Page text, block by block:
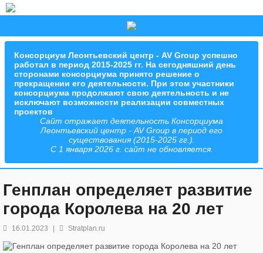
Консорциум Леонтьевский центр - AV Group успешно
работал в период 2015-2025 гг. На сегодняшний день
сторонами консорциума принято решение о
прекращении его деятельности. При этом участники
консорциума продолжают свою деятельность и не
исключают возможности реализации совместных
проектов
Сайт отражает деятельность Консорциума
Леонтьевский центр - AV Group в период его
существования (2015-2025 гг.).
С 1 января 2026 г. сайт не обновляется.
Генплан определяет развитие
города Королева на 20 лет
16.01.2023 Stratplan.ru